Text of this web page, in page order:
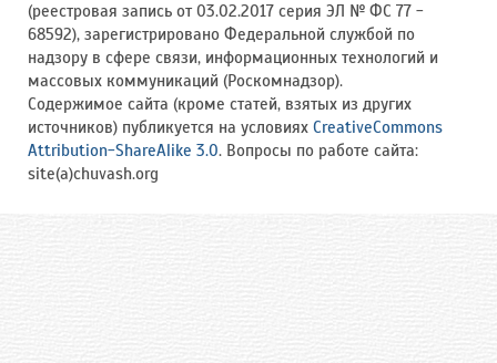
(реестровая запись от 03.02.2017 серия ЭЛ № ФС 77 -
68592), зарегистрировано Федеральной службой по
надзору в сфере связи, информационных технологий и
массовых коммуникаций (Роскомнадзор).
Содержимое сайта (кроме статей, взятых из других
источников) публикуется на условиях CreativeCommons
Attribution-ShareAlike 3.0. Вопросы по работе сайта:
site(a)chuvash.org